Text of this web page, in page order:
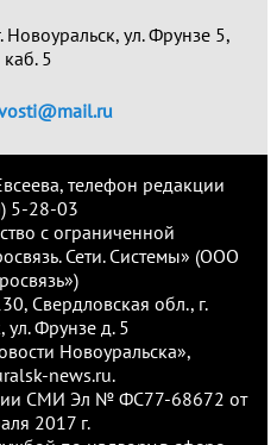
Новоуральск, ул. Фрунзе 5,
каб. 5
телефон редакции
5-28-03
с ограниченной
Сети. Системы» (ООО
Свердловская обл., г.
ул. Фрунзе д. 5
Новоуральска»,
news.ru.
СМИ Эл № ФС77-68672 от
2017 г.